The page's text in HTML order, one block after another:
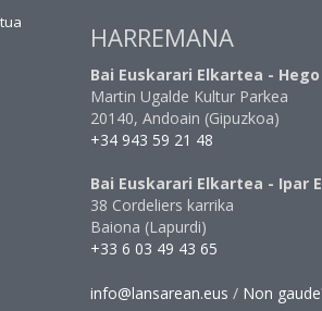
HARREMANA
Bai Euskarari Elkartea -
Martin Ugalde Kultur Parkea
20140, Andoain (Gipuzkoa)
+34 943 59 21 48
Bai Euskarari Elkartea - Ipar
38 Cordeliers karrika
Baiona (Lapurdi)
+33 6 03 49 43 65
info@lansarean.eus / Non